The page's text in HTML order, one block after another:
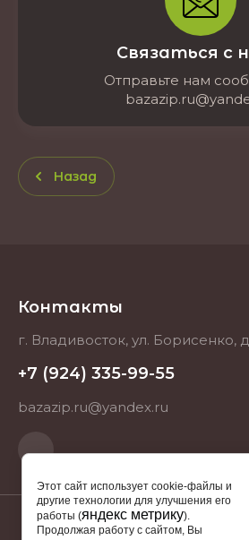
Связаться с
Отправьте нам
Назад
Контакты
г. Владивосток, ул. Борисенко,
+7 (924) 335-99-55
bazazip.ru@yandex.ru
Этот сайт использует cookie-файлы и
другие технологии для улучшения его
работы (яндекс метрику).
Продолжая работу с сайтом, Вы